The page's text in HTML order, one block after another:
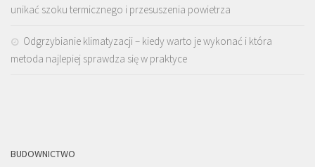
unikać szoku termicznego i przesuszenia powietrza
Odgrzybianie klimatyzacji – kiedy warto je wykonać i która
metoda najlepiej sprawdza się w praktyce
BUDOWNICTWO